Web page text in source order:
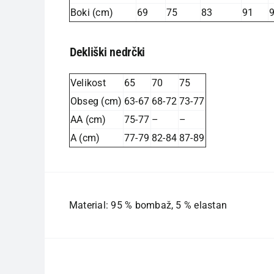
Boki (cm)
69 75 83 91
Dekliški nedrčki
Velikost 65 70
75
Obseg (cm) 63-67 68-72 73-77
AA (cm)
75-77 –
–
A (cm)
77-79 82-84 87-89
Material: 95 % bombaž, 5 % elastan